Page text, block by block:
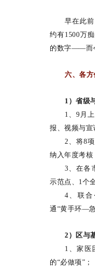
早在此
约有1500万
的数字——而
六、各
1）省级
1、9月
报、视频与宣
2、将8
纳入年度考核
3、在各
示范点、1个
4、联
通“黄手环—
2）区与
1、家医
的“必做项”；